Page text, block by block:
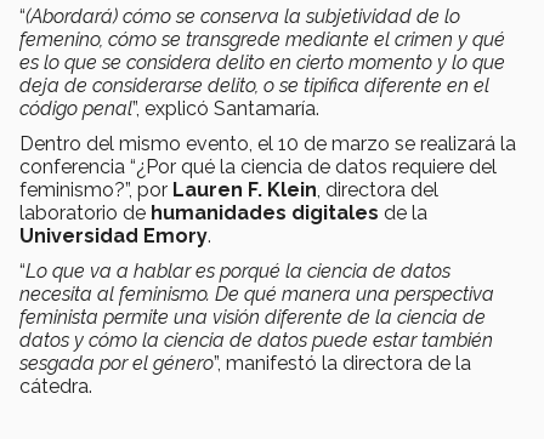
“(Abordará) cómo se conserva la subjetividad de lo
femenino, cómo se transgrede mediante el crimen y qué
es lo que se considera delito en cierto momento y lo que
deja de considerarse delito, o se tipifica diferente en el
código penal”, explicó Santamaría.
Dentro del mismo evento, el 10 de marzo se realizará la
conferencia “¿Por qué la ciencia de datos requiere del
feminismo?”, por Lauren F. Klein, directora del
laboratorio de humanidades digitales de la
Universidad Emory.
“Lo que va a hablar es porqué la ciencia de datos
necesita al feminismo. De qué manera una perspectiva
feminista permite una visión diferente de la ciencia de
datos y cómo la ciencia de datos puede estar también
sesgada por el género”, manifestó la directora de la
cátedra.